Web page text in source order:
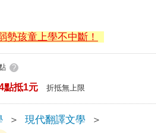
勢孩童上學不中斷！
?
點抵1元 折抵無上限
＞ 現代翻譯文學
＞